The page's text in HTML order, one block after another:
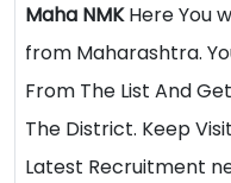
Maha NMKHere You
from Maharashtra.
From The List And
The District. Keep
Latest Recruitment